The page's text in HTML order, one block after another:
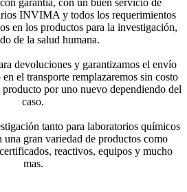
INVIMA y todos los requerimientos
en los productos para la investigación,
de la salud humana.
devoluciones y garantizamos el envío
el transporte remplazaremos sin costo
por uno nuevo dependiendo del
caso.
tanto para laboratorios químicos
gran variedad de productos como
reactivos, equipos y mucho
mas.